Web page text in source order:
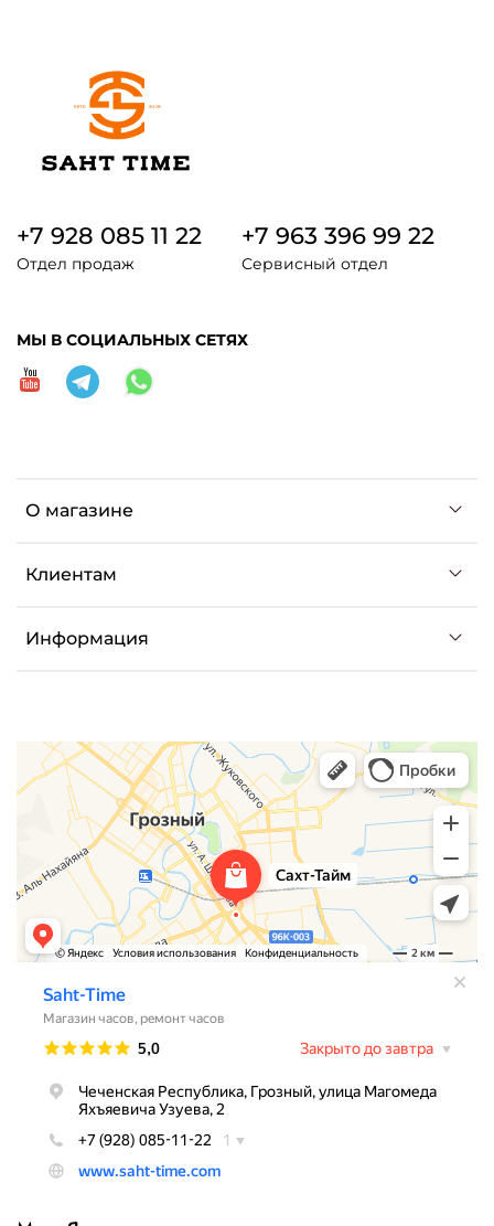
О магазине
Клиентам
Информация
+7 928 085 11 22
Отдел продаж
+7 963 396 99 22
Сервисный отдел
МЫ В СОЦИАЛЬНЫХ СЕТЯХ